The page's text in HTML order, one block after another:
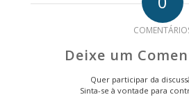
Deixe um
Quer participar da
Sinta-se à vontade para